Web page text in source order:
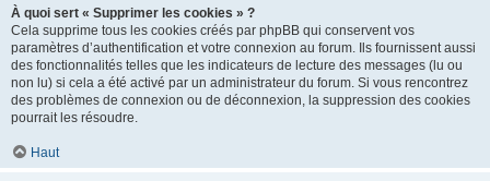
À quoi sert « Supprimer les cookies » ?
Cela supprime tous les cookies créés par phpBB qui conservent vos
paramètres d’authentification et votre connexion au forum. Ils fournissent aussi
des fonctionnalités telles que les indicateurs de lecture des messages (lu ou
non lu) si cela a été activé par un administrateur du forum. Si vous rencontrez
des problèmes de connexion ou de déconnexion, la suppression des cookies
pourrait les résoudre.
Haut